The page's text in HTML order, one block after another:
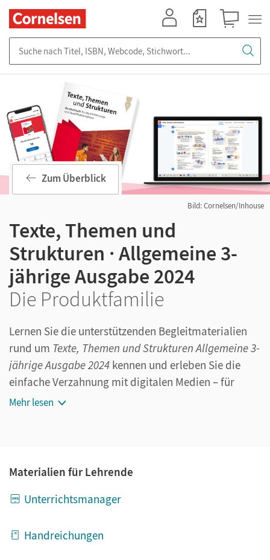
Bild: Cornelsen/Inhouse
Zum Überblick
Texte, Themen und
Strukturen · Allgemeine 3-
jährige Ausgabe 2024
Die Produktfamilie
Lernen Sie die unterstützenden Begleitmaterialien
rund um Texte, Themen und Strukturen Allgemeine 3-
jährige Ausgabe 2024 kennen und erleben Sie die
einfache Verzahnung mit digitalen Medien – für
Lehrende und Lernende.
Mehr lesen
Materialien für Lehrende
Unterrichtsmanager
Handreichungen